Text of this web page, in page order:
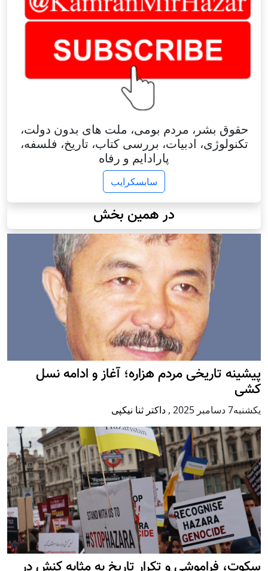
حقوق بشر، مردم بومی، ملت های بدون دولت،
تکنولوژی، ادبیات، بررسی کتاب، تاریخ، فلسفه،
پارادایم و رفاه
سابسکرایب
در همین بخش
پيشينه تاريخی مردم هزاره؛ آغاز و ادامه نسل
کشی
يكشنبه7 دسامبر 2025 , داکتر ثنا نیکپی